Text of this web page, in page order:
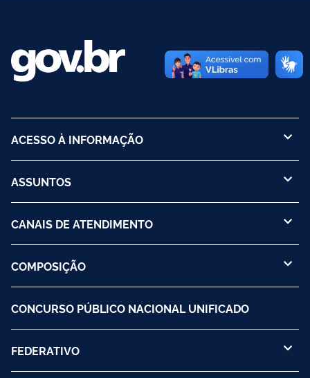
ACESSO À INFORMAÇÃO
ASSUNTOS
CANAIS DE ATENDIMENTO
COMPOSIÇÃO
CONCURSO PÚBLICO NACIONAL UNIFICADO
FEDERATIVO